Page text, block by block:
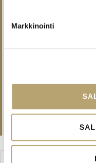
Markkinointi
03.06.2026 08:08
02.06.2026 09:01
Edukossa juhlittiin